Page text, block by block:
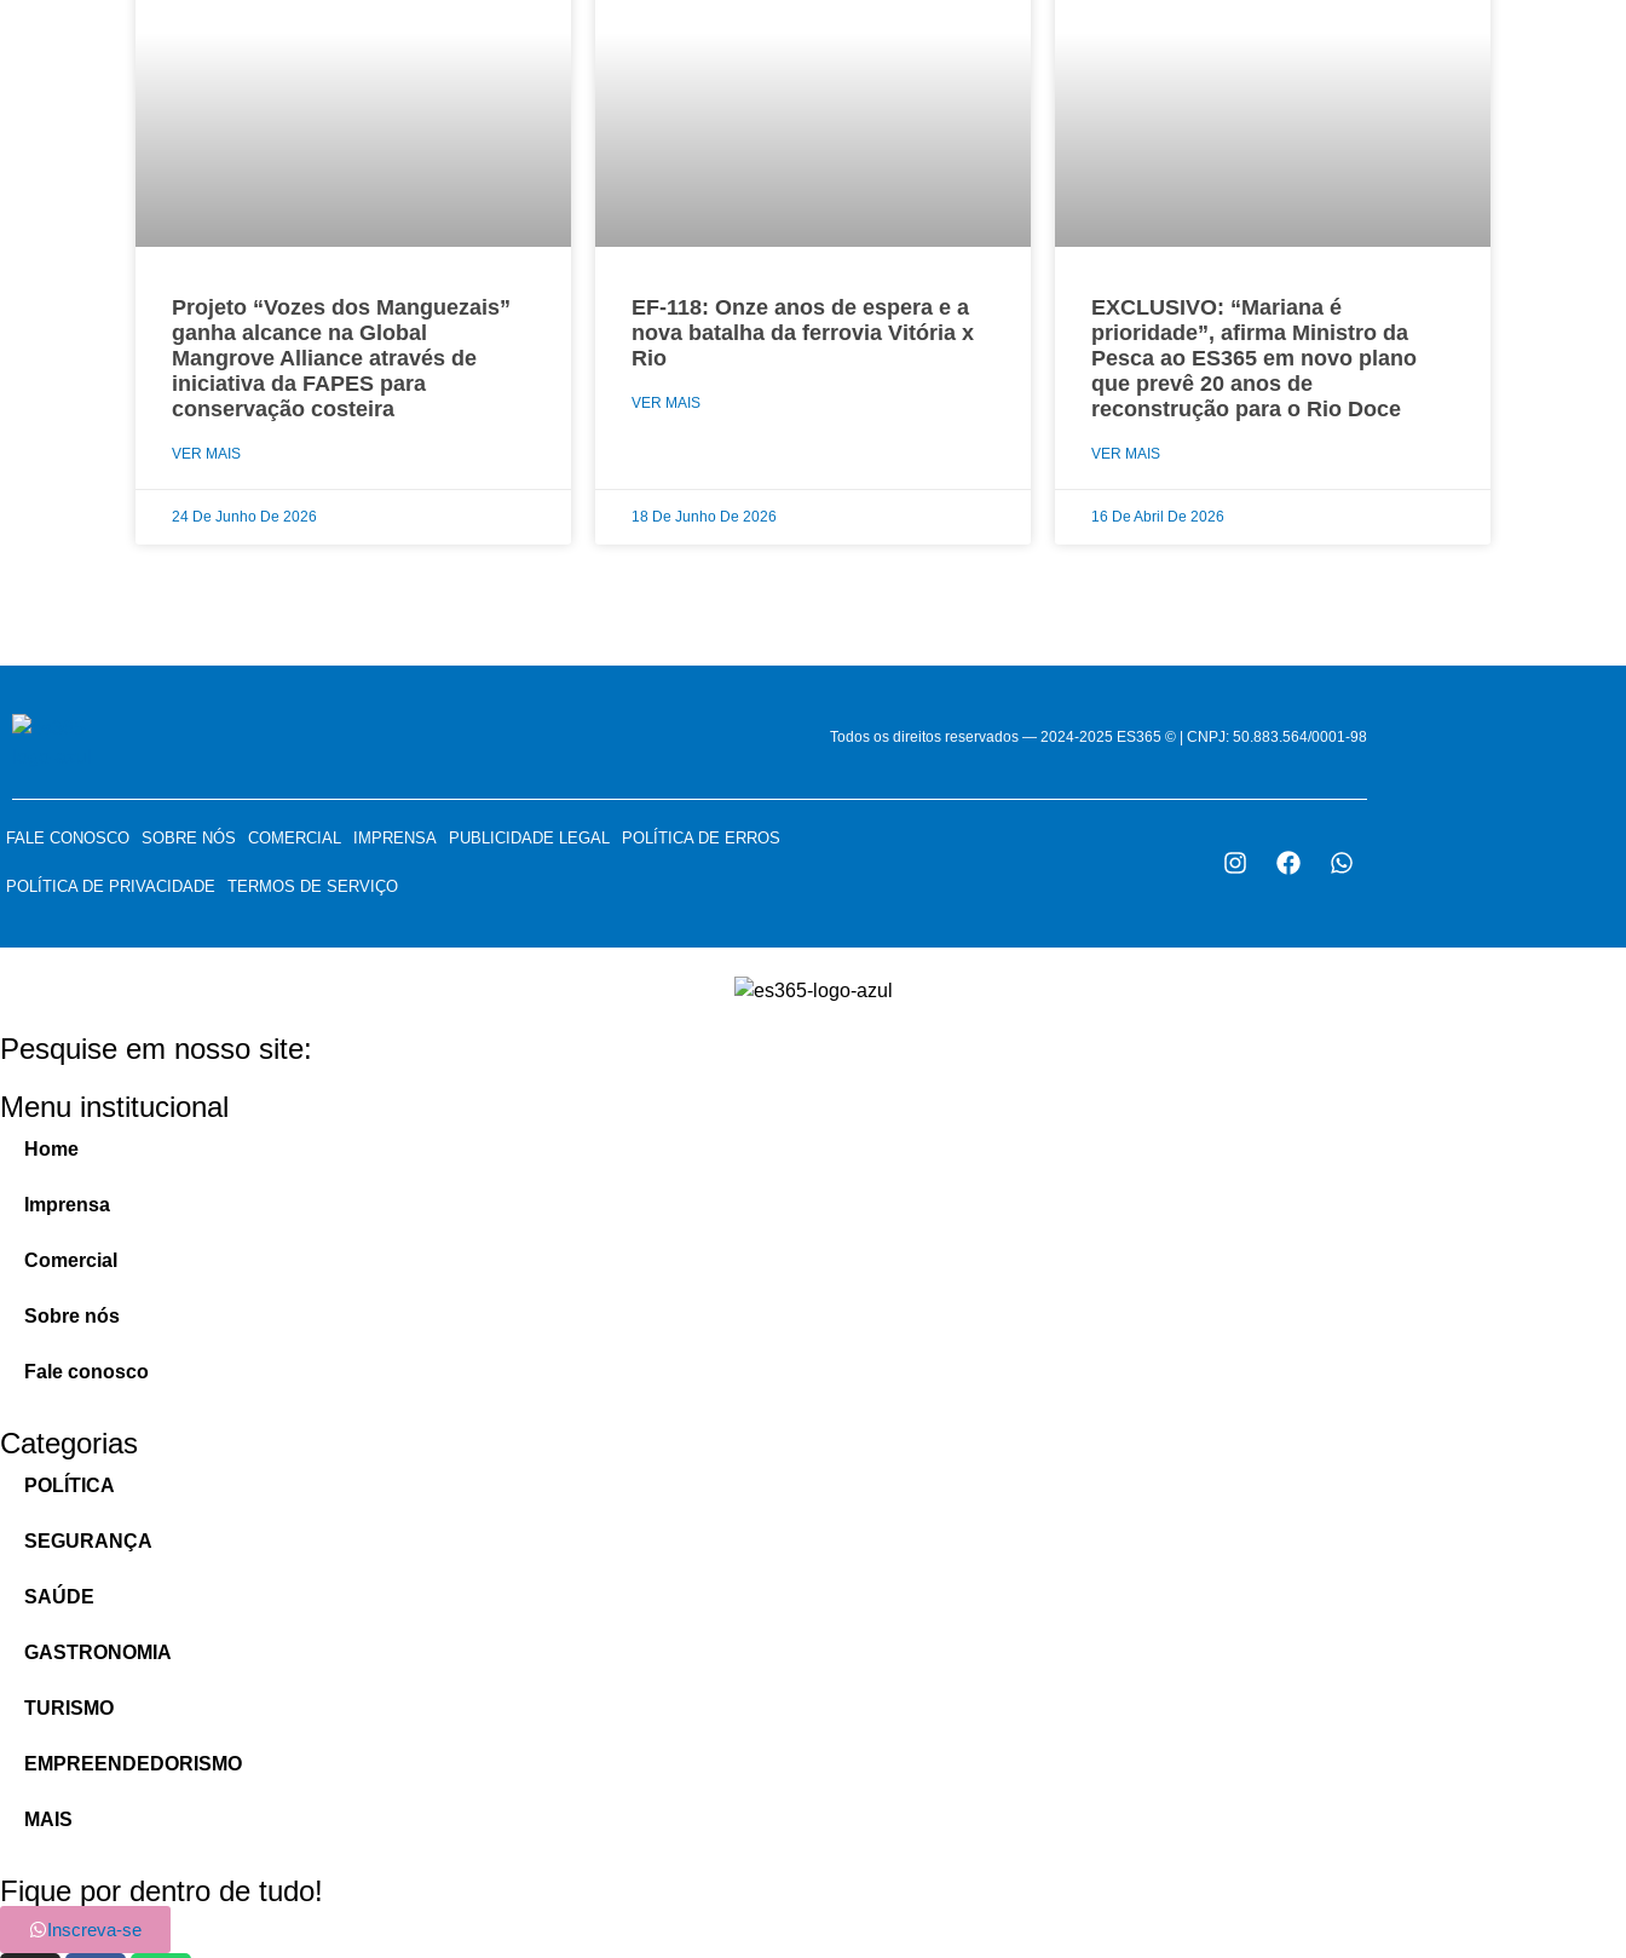
Projeto “Vozes dos Manguezais”
ganha alcance na Global
Mangrove Alliance através de
iniciativa da FAPES para
conservação costeira
VER MAIS
24 De Junho De 2026
EF-118: Onze anos de espera e a
nova batalha da ferrovia Vitória x
Rio
VER MAIS
18 De Junho De 2026
EXCLUSIVO: “Mariana é
prioridade”, afirma Ministro da
Pesca ao ES365 em novo plano
que prevê 20 anos de
reconstrução para o Rio Doce
VER MAIS
16 De Abril De 2026
Todos os direitos reservados — 2024-2025 ES365 © | CNPJ: 50.883.564/0001-98
FALE CONOSCO SOBRE NÓS COMERCIAL IMPRENSA PUBLICIDADE LEGAL POLÍTICA DE ERROS
POLÍTICA DE PRIVACIDADE TERMOS DE SERVIÇO
Pesquise em nosso site:
Menu institucional
Home
Imprensa
Comercial
Sobre nós
Fale conosco
Categorias
POLÍTICA
SEGURANÇA
SAÚDE
GASTRONOMIA
TURISMO
EMPREENDEDORISMO
MAIS
Fique por dentro de tudo!
Inscreva-se